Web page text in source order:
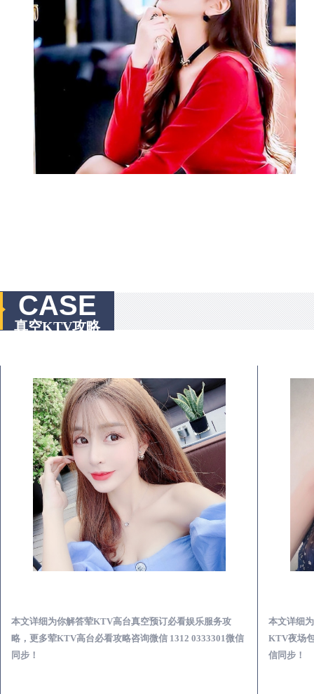
CASE
真空KTV攻略
本文详细为你解答荤KTV高台真空预订必看娱乐服务攻
略，更多荤KTV高台必看攻略咨询微信 1312 0333301微信
同步！
本文详细
KTV夜场
信同步！